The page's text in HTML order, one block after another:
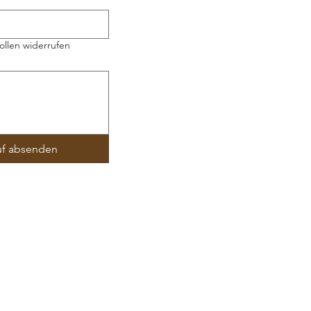
widerrufen
absenden